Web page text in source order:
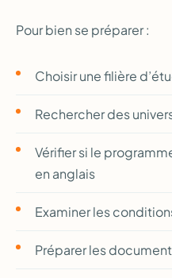
Pour bien se préparer :
Choisir une filière
Rechercher des
Vérifier si le
en anglais
Examiner les
Préparer les